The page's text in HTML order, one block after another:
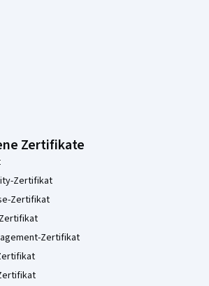
Zertifikate
Zertifikat
Zertifikat
Zertifikat